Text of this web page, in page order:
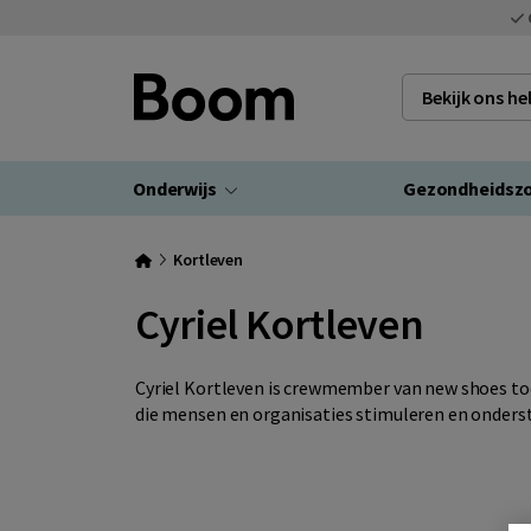
Bekijk ons
Onderwijs
Kortleven
Cyriel Kortleven
Cyriel Kortleven is crewmember van new shoes
die mensen en organisaties stimuleren en